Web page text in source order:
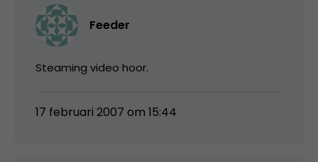
Feeder
Steaming video hoor.
17 februari 2007 om 15:44